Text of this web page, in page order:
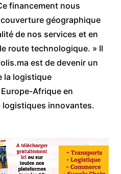
financement nous
géographique
de nos services et en
route technologique. » Il
est de devenir un
la logistique
Afrique en
innovantes.